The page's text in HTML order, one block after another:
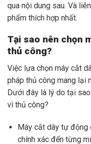
qua nội dung sau. Và
phẩm thích hợp nhất.
Tại sao nên chọn
thủ công?
Việc lựa chọn máy cắt
pháp thủ công mang lại
Dưới đây là lý do tại
vì thủ công?
Máy cắt dây tự động
chính xác đến từng